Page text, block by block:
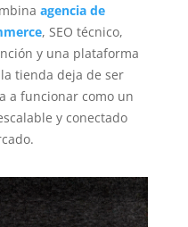
agencia de
, SEO técnico,
y una plataforma
tienda deja de ser
a funcionar como un
y conectado